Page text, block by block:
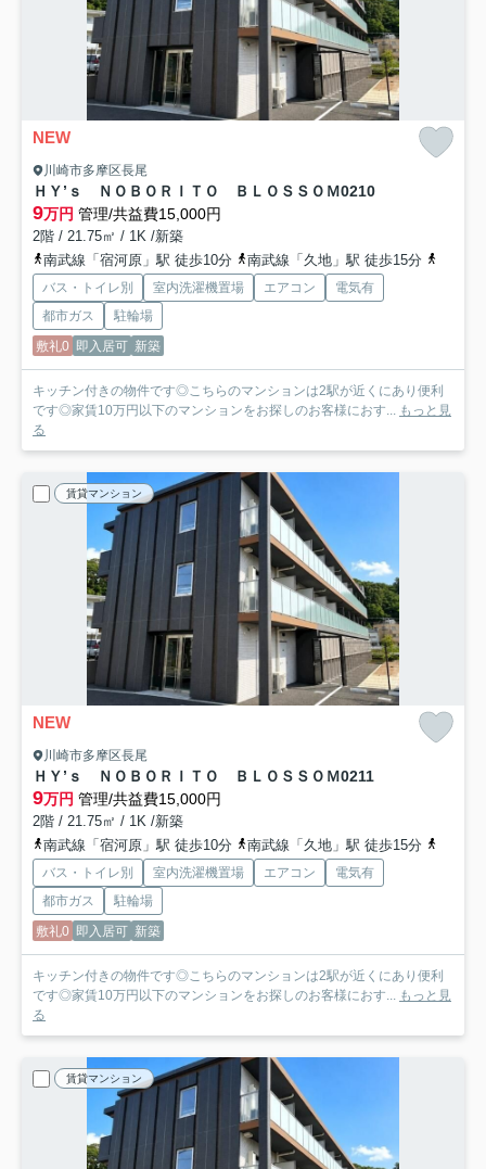
NEW
川崎市多摩区長尾
ＨＹ’ｓ ＮＯＢＯＲＩＴＯ ＢＬＯＳＳＯＭ0210
9万円 管理/共益費15,000円
2階 / 21.75㎡ / 1K /新築
南武線「宿河原」駅 徒歩10分
南武線「久地」駅 徒歩15分
バス・トイレ別 室内洗濯機置場 エアコン
電気有
都市ガス
駐輪場
敷礼0 即入居可 新築
キッチン付きの物件です◎こちらのマンションは2駅が近くにあり便利
です◎家賃10万円以下のマンションをお探しのお客様におす...
もっと見
る
賃貸マンション
NEW
川崎市多摩区長尾
ＨＹ’ｓ ＮＯＢＯＲＩＴＯ ＢＬＯＳＳＯＭ0211
9万円 管理/共益費15,000円
2階 / 21.75㎡ / 1K /新築
南武線「宿河原」駅 徒歩10分
南武線「久地」駅 徒歩15分
バス・トイレ別 室内洗濯機置場 エアコン
電気有
都市ガス
駐輪場
敷礼0 即入居可 新築
キッチン付きの物件です◎こちらのマンションは2駅が近くにあり便利
です◎家賃10万円以下のマンションをお探しのお客様におす...
もっと見
る
賃貸マンション